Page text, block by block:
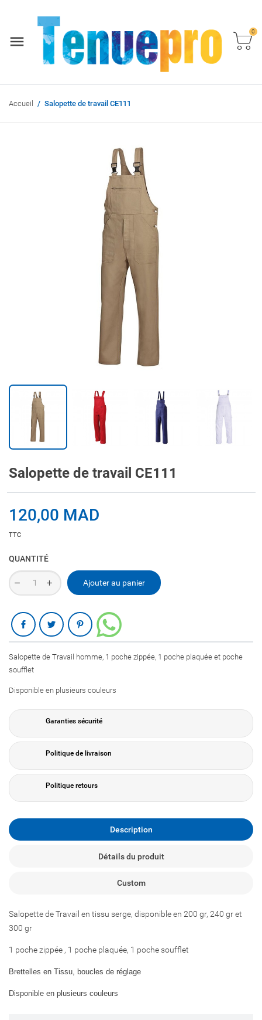
0
Accueil Salopette de travail CE111
Salopette de travail CE111
120,00 MAD
TTC
QUANTITÉ
Ajouter au panier
Partager
Salopette de Travail homme, 1 poche zippée, 1 poche plaquée et poche
soufflet
Disponible en plusieurs couleurs
Garanties sécurité
Politique de livraison
Politique retours
Description
Détails du produit
Custom
Salopette de Travail en tissu serge, disponible en 200 gr, 240 gr et
300 gr
1 poche zippée , 1 poche plaquée, 1 poche soufflet
Brettelles en Tissu, boucles de réglage
Disponible en plusieurs couleurs